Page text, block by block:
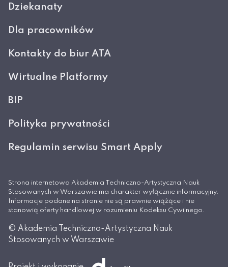
Dziekanaty
Dla pracowników
Kontakty do biur ATA
Wirtualne Platformy
BIP
Polityka prywatności
Regulamin serwisu Smart Apply
Strona internetowa Akademia Techniczno-Artystyczna Nauk
Stosowanych w Warszawie ma charakter wyłącznie informacyjny.
Informacje podane na stronie nie są prawnie wiążące i nie
stanowią oferty handlowej w rozumieniu Kodeksu Cywilnego.
© Akademia Techniczno-Artystyczna Nauk
Stosowanych w Warszawie